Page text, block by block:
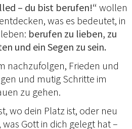
– du bist berufen!“ wollen
was es bedeutet, in
berufen zu lieben, zu
und ein Segen zu sein.
nachzufolgen, Frieden und
und mutig Schritte im
zu gehen.
wo dein Platz ist, oder neu
Gott in dich gelegt hat –